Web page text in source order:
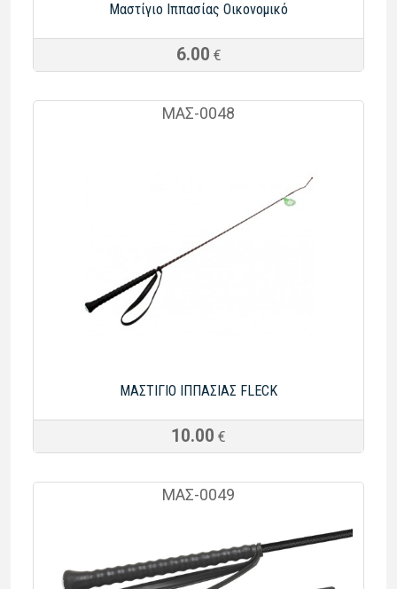
Μαστί­γιο Ιπ­πα­σί­ας Οικονομικό
6.00 €
ΜΑΣ-0048
ΜΑΣΤΙΓΙΟ ΙΠΠΑΣΙΑΣ FLECK
10.00 €
ΜΑΣ-0049